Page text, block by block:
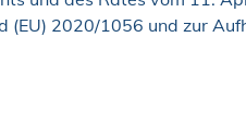
2020/1056 und zur